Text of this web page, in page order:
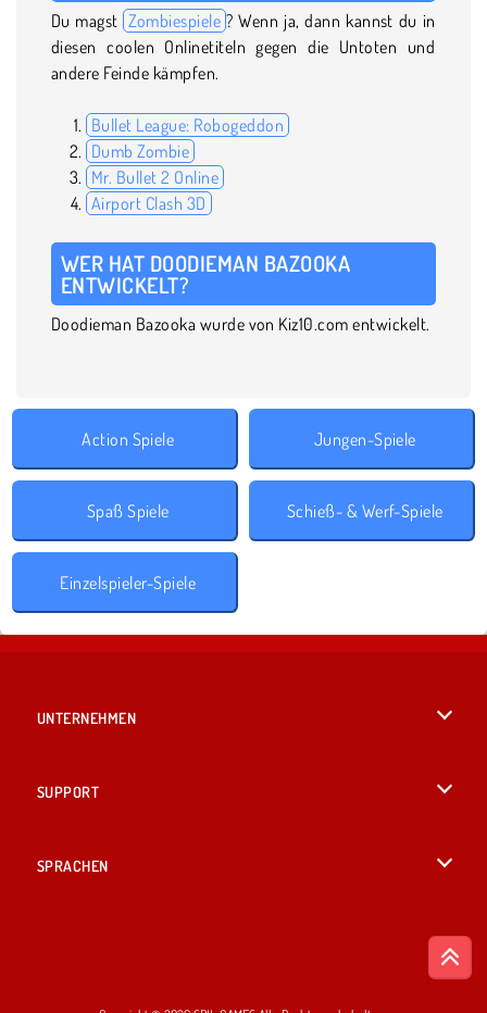
Du magst Zombiespiele ? Wenn ja, dann kannst du in
diesen coolen Onlinetiteln gegen die Untoten und
andere Feinde kämpfen.
Bullet League: Robogeddon
Dumb Zombie
Mr. Bullet 2 Online
Airport Clash 3D
WER HAT DOODIEMAN BAZOOKA
ENTWICKELT?
Doodieman Bazooka wurde von Kiz10.com entwickelt.
Action Spiele Jungen-Spiele
Spaß Spiele Schieß- & Werf-Spiele
Einzelspieler-Spiele
UNTERNEHMEN
SUPPORT
SPRACHEN